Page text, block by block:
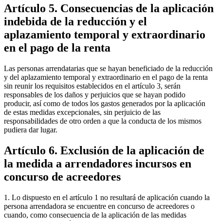
Artículo 5. Consecuencias de la aplicación
indebida de la reducción y el
aplazamiento temporal y extraordinario
en el pago de la renta
Las personas arrendatarias que se hayan beneficiado de la reducción
y del aplazamiento temporal y extraordinario en el pago de la renta
sin reunir los requisitos establecidos en el artículo 3, serán
responsables de los daños y perjuicios que se hayan podido
producir, así como de todos los gastos generados por la aplicación
de estas medidas excepcionales, sin perjuicio de las
responsabilidades de otro orden a que la conducta de los mismos
pudiera dar lugar.
Artículo 6. Exclusión de la aplicación de
la medida a arrendadores incursos en
concurso de acreedores
1. Lo dispuesto en el artículo 1 no resultará de aplicación cuando la
persona arrendadora se encuentre en concurso de acreedores o
cuando, como consecuencia de la aplicación de las medidas